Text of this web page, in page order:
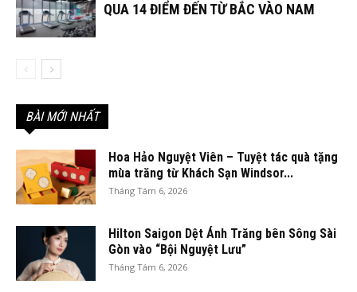
QUA 14 ĐIỂM ĐẾN TỪ BẮC VÀO NAM
BÀI MỚI NHẤT
Hoa Hảo Nguyệt Viên – Tuyệt tác quà tặng
mùa trăng từ Khách Sạn Windsor...
Tháng Tám 6, 2026
Hilton Saigon Dệt Ánh Trăng bên Sông Sài
Gòn vào “Bội Nguyệt Lưu”
Tháng Tám 6, 2026